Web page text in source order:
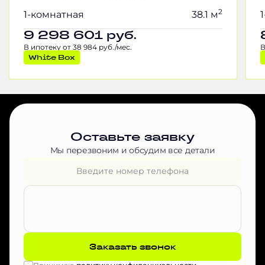
1-комнатная 38.1 м2
9 298 601 руб.
В ипотеку от 38 984 руб./мес.
White Box
Оставьте заявку
Мы перезвоним и обсудим все детали
Заказать звонок